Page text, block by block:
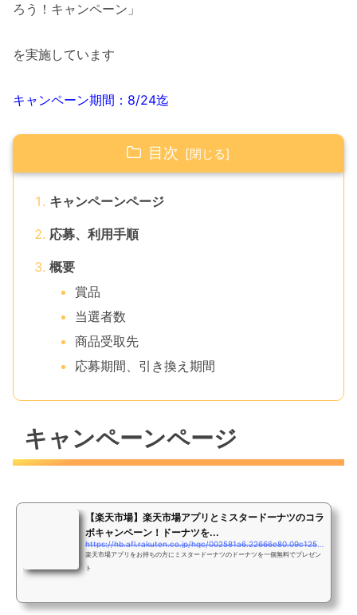
ろう！キャンペーン」
を実施しています
キャンペーン期間：8/24迄
目次
キャンペーンページ
応募、利用手順
概要
賞品
当選者数
商品受取先
応募期間、引き換え期間
キャンペーンページ
【楽天市場】楽天市場アプリとミスタードーナツのコラ
ボキャンペーン！ドーナツを...
楽天市場アプリをお持ちの方にミスタードーナツのドーナツを一個無料でプレゼン
ト